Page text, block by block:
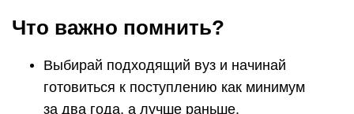
Что важно помнить?
Выбирай подходящий вуз и начинай
готовиться к поступлению как минимум
за два года, а лучше раньше.